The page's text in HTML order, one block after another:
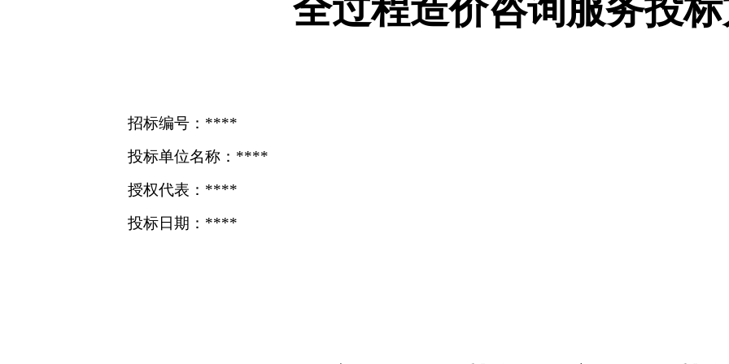
全过程造价咨询服务投
招标编号：****
投标单位名称：****
授权代表：****
投标日期：****